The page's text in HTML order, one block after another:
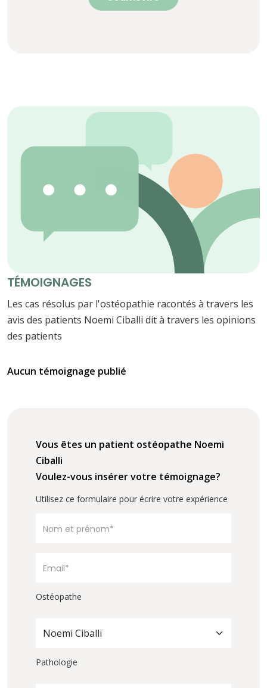
TÉMOIGNAGES
Les cas résolus par l'ostéopathie racontés à travers les
avis des patients Noemi Ciballi dit à travers les opinions
des patients
Aucun témoignage publié
Vous êtes un patient ostéopathe Noemi
Ciballi
Voulez-vous insérer votre témoignage?
Utilisez ce formulaire pour écrire votre expérience
Ostéopathe
Noemi Ciballi
Pathologie